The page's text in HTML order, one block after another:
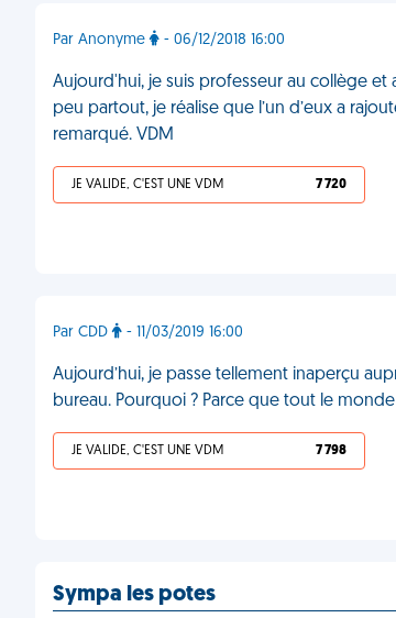
Par Anonyme - 06/12/2018 16:00
Aujourd'hui, je suis professeur au collège
peu partout, je réalise que l’un d’eux a
remarqué. VDM
JE VALIDE, C'EST UNE VDM 7 720
Par CDD - 11/03/2019 16:00
Aujourd’hui, je passe tellement inaperçu
bureau. Pourquoi ? Parce que tout le
JE VALIDE, C'EST UNE VDM 7 798
Sympa les potes